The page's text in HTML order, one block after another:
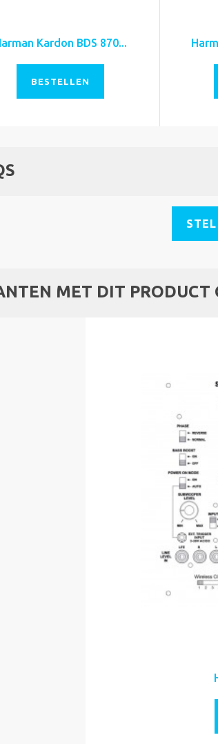
Kardon BDS 870...
BESTELLEN
MET DIT PRODUCT